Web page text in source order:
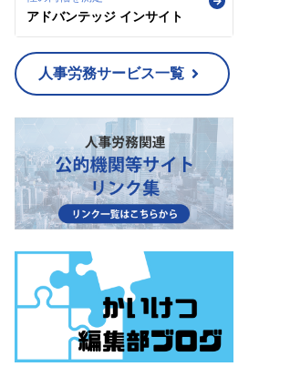
アドバンテッジ インサイト
人事労務サービス一覧